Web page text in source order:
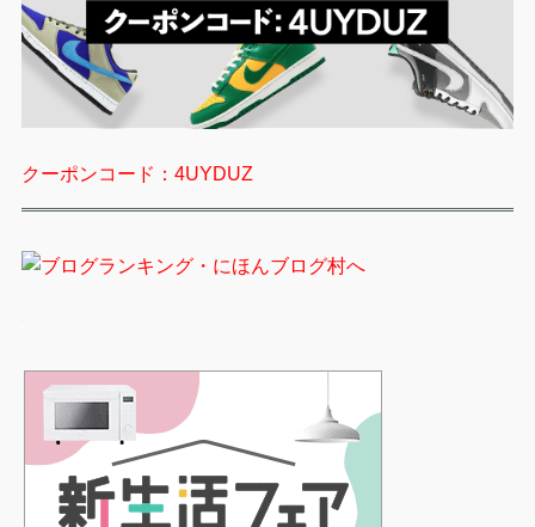
クーポンコード：4UYDUZ